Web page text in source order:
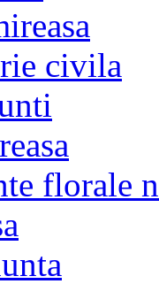
civila
florale